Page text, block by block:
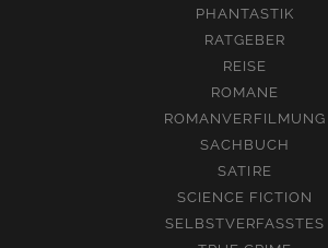
PHANTASTIK
RATGEBER
REISE
ROMANE
ROMANVERFILMUNG
SACHBUCH
SATIRE
SCIENCE FICTION
SELBSTVERFASSTES